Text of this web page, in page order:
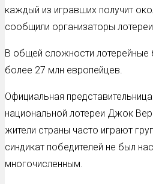
каждый из игравших получит
сообщили организаторы
В общей сложности лотерейные
более 27 млн европейцев.
Официальная
национальной лотереи Джок
жители страны часто играют
синдикат победителей не был
многочисленным.